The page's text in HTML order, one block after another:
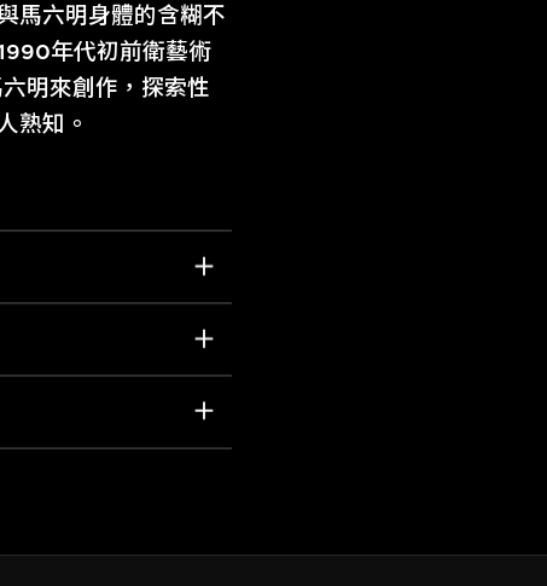
馬六明身體的含糊不
年代初前衛藝術
明來創作，探索性
熟知。